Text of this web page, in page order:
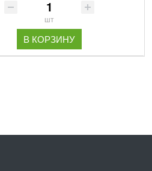
шт
В КОРЗИНУ